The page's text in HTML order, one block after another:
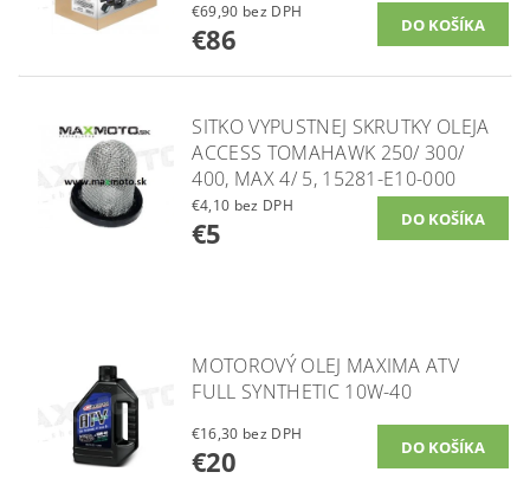
€69,90 bez DPH
€86
SITKO VYPUSTNEJ SKRUTKY OLEJA
ACCESS TOMAHAWK 250/ 300/
400, MAX 4/ 5, 15281-E10-000
€4,10 bez DPH
€5
MOTOROVÝ OLEJ MAXIMA ATV
FULL SYNTHETIC 10W-40
€16,30 bez DPH
€20